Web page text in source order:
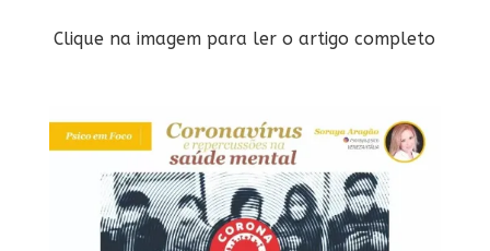
Clique na imagem para ler o artigo completo